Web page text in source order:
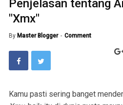
Penjelasan tentang
"Xmx"
By Master Blogger Comment
Kamu pasti sering banget